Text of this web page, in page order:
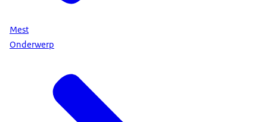
Mest
Onderwerp